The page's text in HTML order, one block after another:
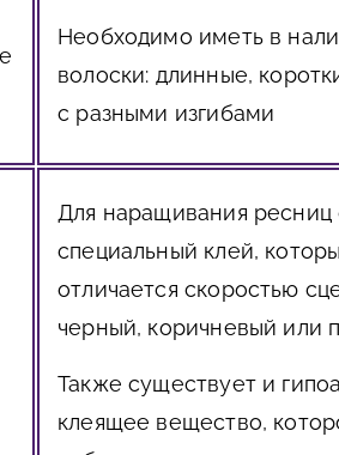
Необходимо иметь в
волоски: длинные,
с разными изгибами
Для наращивания ресниц
специальный клей,
отличается скоростью
черный, коричневый или
Также существует и
клеящее вещество,